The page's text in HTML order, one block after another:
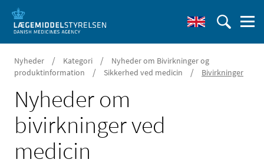
Nyheder / Kategori /
Nyheder om Bivirkninger og
produktinformation
/ Sikkerhed ved medicin / Bivirkninger
Nyheder om
bivirkninger ved
medicin